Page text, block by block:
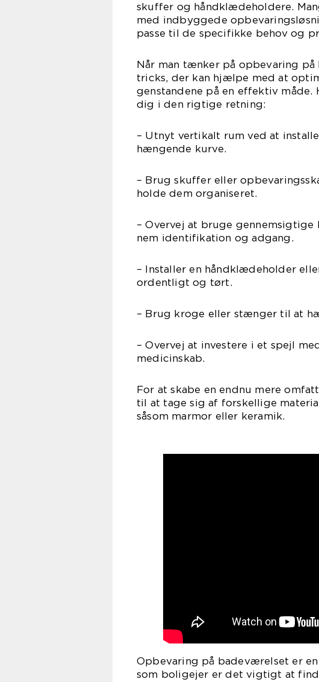
skuffer og håndklædeholdere.
med indbyggede
passe til de specifikke behov og
Når man tænker på opbevaring
tricks, der kan hjælpe med at
genstandene på en effektiv
dig i den rigtige retning:
– Utnyt vertikalt rum ved at
hængende kurve.
– Brug skuffer eller
holde dem organiseret.
– Overvej at bruge
nem identifikation og adgang.
– Installer en håndklædeholder
ordentligt og tørt.
– Brug kroge eller stænger til at
– Overvej at investere i et spejl
medicinskab.
For at skabe en endnu mere
til at tage sig af forskellige
såsom marmor eller keramik.
Opbevaring på badeværelset er
som boligejer er det vigtigt at